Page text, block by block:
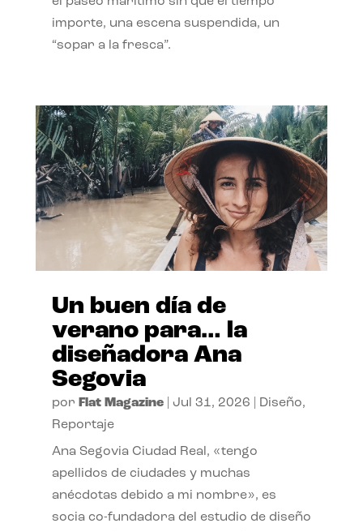
importe, una escena suspendida, un
“sopar a la fresca”.
Un buen día de
verano para… la
diseñadora Ana
Segovia
por Flat Magazine| Jul 31, 2026 Diseño,
Reportaje
Ana Segovia Ciudad Real, «tengo
apellidos de ciudades y muchas
anécdotas debido a mi nombre», es
socia co-fundadora del estudio de diseño